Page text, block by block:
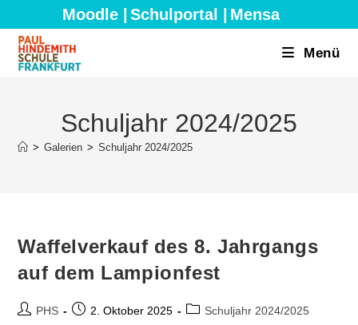
Inhalt
springen
Moodle | Schulportal | Mensa
Menü
Schuljahr 2024/2025
> Galerien > Schuljahr 2024/2025
Waffelverkauf des 8. Jahrgangs
auf dem Lampionfest
Beitrags-
PHS
Beitrag2. Oktober 2025
Beitrags-
Schuljahr 2024/2025